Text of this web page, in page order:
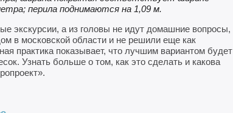
перила поднимаются на 1,09 м.
экскурсии, а из головы не идут домашние вопросы,
в московской области и не решили еще как
практика показывает, что лучшим вариантом будет
Узнать больше о том, как это сделать и какова